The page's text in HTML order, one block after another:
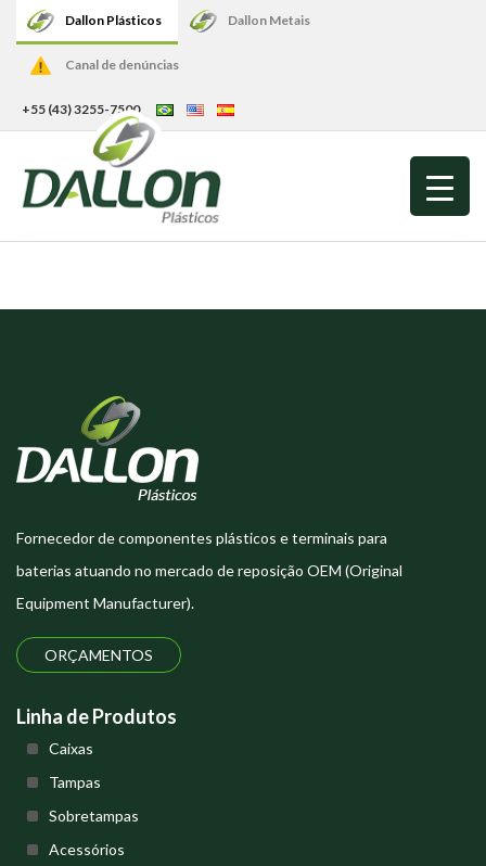
Dallon Plásticos Dallon Metais
Canal de denúncias
+55 (43) 3255-7500
Fornecedor de componentes plásticos e terminais para
baterias atuando no mercado de reposição OEM (Original
Equipment Manufacturer).
ORÇAMENTOS
Linha de Produtos
Caixas
Tampas
Sobretampas
Acessórios